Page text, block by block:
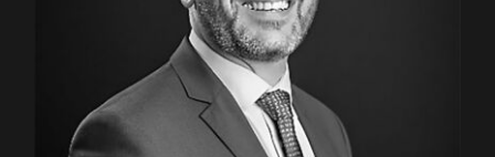
Jean-Luc BATTISTA • AIA Cuers
Pierrefeu : Intervenant au Forum
2MF (2024)